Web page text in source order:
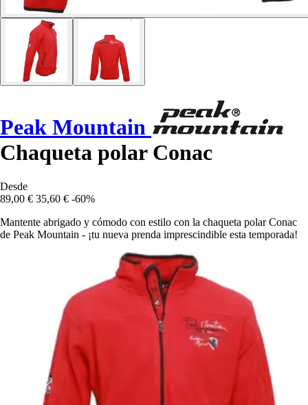
Peak Mountain
Chaqueta polar Conac
Desde
89,00 € 35,60 € -60%
Mantente abrigado y cómodo con estilo con la chaqueta polar Conac
de Peak Mountain - ¡tu nueva prenda imprescindible esta temporada!